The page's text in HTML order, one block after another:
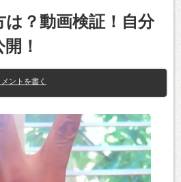
？動画検証！自分
！
メントを書く